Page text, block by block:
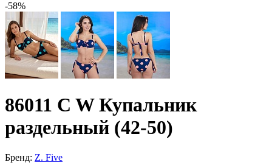
-58%
86011 C W Купальник
раздельный (42-50)
Бренд: Z. Five